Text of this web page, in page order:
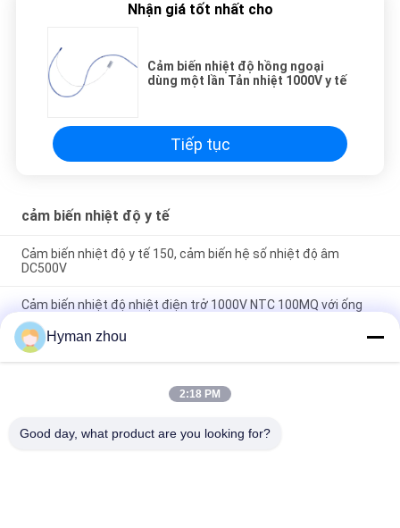
Nhận giá tốt nhất cho
Cảm biến nhiệt độ hồng ngoại
dùng một lần Tản nhiệt 1000V y tế
Tiếp tục
cảm biến nhiệt độ y tế
Cảm biến nhiệt độ y tế 150, cảm biến hệ số nhiệt độ âm
DC500V
Cảm biến nhiệt độ nhiệt điện trở 1000V NTC 100MQ với ống
bảo vệ
Cảm biến nhiệt độ y tế 1.0MA IP67 Hệ số nhiệt độ âm bảo vệ
Danh mục phổ biến
Hyman zhou
2:18 PM
Good day, what product are you looking for?